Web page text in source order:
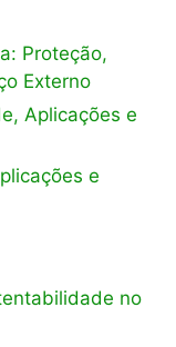
Proteção,
Externo
Aplicações e
e
no